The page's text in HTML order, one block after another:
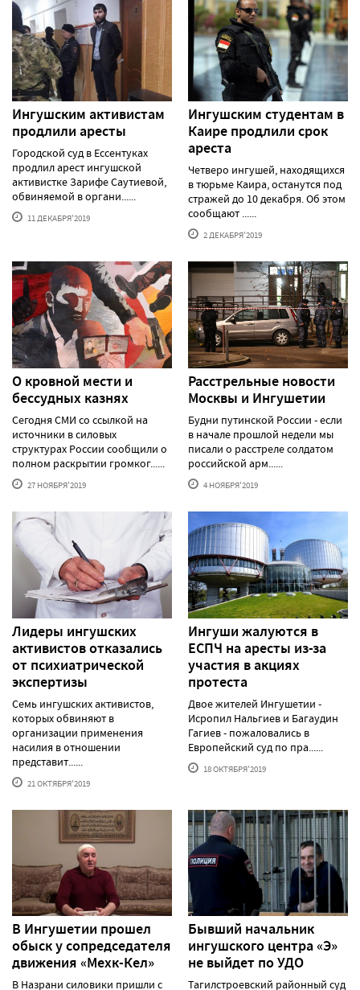
Ингушским активистам
продлили аресты
Городской суд в Ессентуках
продлил арест ингушской
активистке Зарифе Саутиевой,
обвиняемой в органи......
11 ДЕКАБРЯ'2019
Ингушским студентам в
Каире продлили срок
ареста
Четверо ингушей, находящихся
в тюрьме Каира, останутся под
стражей до 10 декабря. Об этом
сообщают ......
2 ДЕКАБРЯ'2019
О кровной мести и
бессудных казнях
Сегодня СМИ со ссылкой на
источники в силовых
структурах России сообщили о
полном раскрытии громког......
27 НОЯБРЯ'2019
Расстрельные новости
Москвы и Ингушетии
Будни путинской России - если
в начале прошлой недели мы
писали о расстреле солдатом
российской арм......
4 НОЯБРЯ'2019
Лидеры ингушских
активистов отказались
от психиатрической
экспертизы
Семь ингушских активистов,
которых обвиняют в
организации применения
насилия в отношении
представит......
21 ОКТЯБРЯ'2019
Ингуши жалуются в
ЕСПЧ на аресты из-за
участия в акциях
протеста
Двое жителей Ингушетии -
Исропил Нальгиев и Багаудин
Гагиев - пожаловались в
Европейский суд по пра......
18 ОКТЯБРЯ'2019
В Ингушетии прошел
обыск у сопредседателя
движения «Мехк-Кел»
В Назрани силовики пришли с
Бывший начальник
ингушского центра «Э»
не выйдет по УДО
Тагилстроевский районный суд